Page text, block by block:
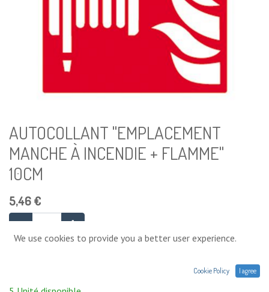
AUTOCOLLANT "EMPLACEMENT
MANCHE À INCENDIE + FLAMME"
10CM
5,46€
We use cookies to provide you a better user experience.
Cookie Policy I agree